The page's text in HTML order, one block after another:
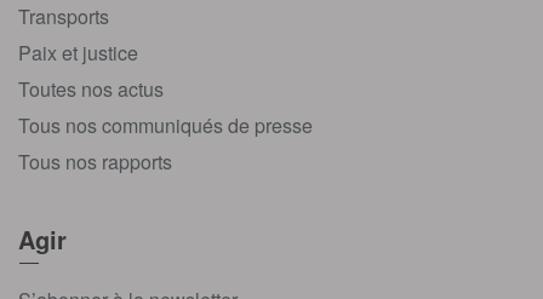
Transports
Paix et justice
Toutes nos actus
Tous nos communiqués de presse
Tous nos rapports
Agir